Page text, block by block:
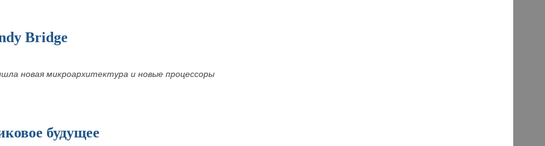
Bridge
новая микроархитектура и новые процессоры
будущее